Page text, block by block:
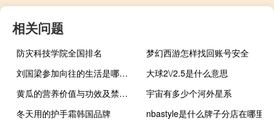
相关问题
防灾科技学院全国排名
梦幻西游怎样找回账号安全
刘国梁参加向往的生活是哪一期
大球2\/2.5是什么意思
黄瓜的营养价值与功效及禁忌（黄瓜的营养价值与功效）
宇宙有多少个河外星系
冬天用的护手霜韩国品牌
nbastyle是什么牌子分店在哪里